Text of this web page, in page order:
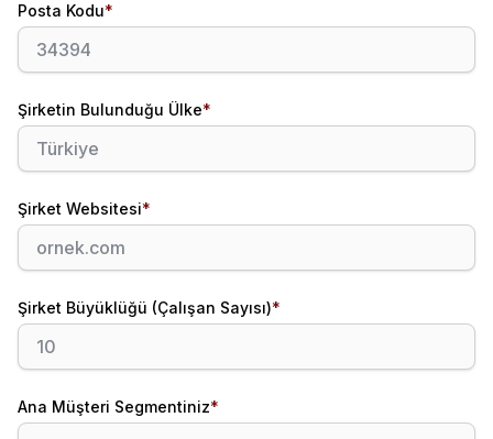
Posta Kodu*
Şirketin Bulunduğu Ülke*
Şirket Websitesi*
Şirket Büyüklüğü (Çalışan Sayısı)*
Ana Müşteri Segmentiniz*